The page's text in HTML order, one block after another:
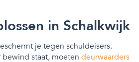
in Schalkwijk
je tegen schuldeisers.
staat, moeten deurwaarders